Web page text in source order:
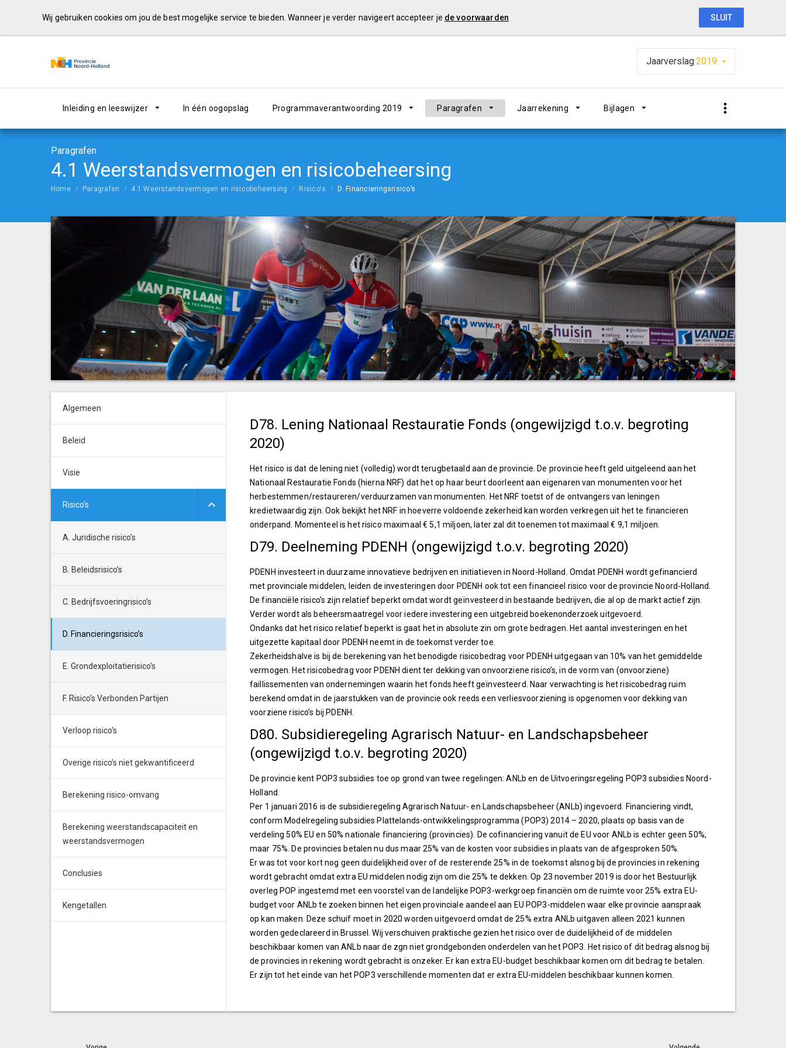
Jaarverslag2019
Inleiding en leeswijzer In één oogopslag Programmaverantwoording 2019 Paragrafen Jaarrekening Bijlagen
Paragrafen
4.1 Weerstandsvermogen en risicobeheersing
Home Paragrafen 4.1 Weerstandsvermogen en risicobeheersing Risico's D. Financieringsrisico’s
D78. Lening Nationaal Restauratie Fonds (ongewijzigd t.o.v. begroting
2020)
Het risico is dat de lening niet (volledig) wordt terugbetaald aan de provincie. De provincie heeft geld uitgeleend aan het
Nationaal Restauratie Fonds (hierna NRF) dat het op haar beurt doorleent aan eigenaren van monumenten voor het
herbestemmen/restaureren/verduurzamen van monumenten. Het NRF toetst of de ontvangers van leningen
kredietwaardig zijn. Ook bekijkt het NRF in hoeverre voldoende zekerheid kan worden verkregen uit het te financieren
onderpand. Momenteel is het risico maximaal € 5,1 miljoen, later zal dit toenemen tot maximaal € 9,1 miljoen.
D79. Deelneming PDENH (ongewijzigd t.o.v. begroting 2020)
PDENH investeert in duurzame innovatieve bedrijven en initiatieven in Noord-Holland. Omdat PDENH wordt gefinancierd
met provinciale middelen, leiden de investeringen door PDENH ook tot een financieel risico voor de provincie Noord-Holland.
De financiële risico’s zijn relatief beperkt omdat wordt geïnvesteerd in bestaande bedrijven, die al op de markt actief zijn.
Verder wordt als beheersmaatregel voor iedere investering een uitgebreid boekenonderzoek uitgevoerd.
Ondanks dat het risico relatief beperkt is gaat het in absolute zin om grote bedragen. Het aantal investeringen en het
uitgezette kapitaal door PDENH neemt in de toekomst verder toe.
Zekerheidshalve is bij de berekening van het benodigde risicobedrag voor PDENH uitgegaan van 10% van het gemiddelde
vermogen. Het risicobedrag voor PDENH dient ter dekking van onvoorziene risico’s, in de vorm van (onvoorziene)
faillissementen van ondernemingen waarin het fonds heeft geïnvesteerd. Naar verwachting is het risicobedrag ruim
berekend omdat in de jaarstukken van de provincie ook reeds een verliesvoorziening is opgenomen voor dekking van
voorziene risico’s bij PDENH.
D80. Subsidieregeling Agrarisch Natuur- en Landschapsbeheer
(ongewijzigd t.o.v. begroting 2020)
De provincie kent POP3 subsidies toe op grond van twee regelingen: ANLb en de Uitvoeringsregeling POP3 subsidies Noord-
Holland.
Per 1 januari 2016 is de subsidieregeling Agrarisch Natuur- en Landschapsbeheer (ANLb) ingevoerd. Financiering vindt,
conform Modelregeling subsidies Plattelands-ontwikkelingsprogramma (POP3) 2014 – 2020, plaats op basis van de
verdeling 50% EU en 50% nationale financiering (provincies). De cofinanciering vanuit de EU voor ANLb is echter geen 50%,
maar 75%. De provincies betalen nu dus maar 25% van de kosten voor subsidies in plaats van de afgesproken 50%.
Er was tot voor kort nog geen duidelijkheid over of de resterende 25% in de toekomst alsnog bij de provincies in rekening
wordt gebracht omdat extra EU middelen nodig zijn om die 25% te dekken. Op 23 november 2019 is door het Bestuurlijk
overleg POP ingestemd met een voorstel van de landelijke POP3-werkgroep financiën om de ruimte voor 25% extra EU-
budget voor ANLb te zoeken binnen het eigen provinciale aandeel aan EU POP3-middelen waar elke provincie aanspraak
op kan maken. Deze schuif moet in 2020 worden uitgevoerd omdat de 25% extra ANLb uitgaven alleen 2021 kunnen
worden gedeclareerd in Brussel. Wij verschuiven praktische gezien het risico over de duidelijkheid of de middelen
beschikbaar komen van ANLb naar de zgn niet grondgebonden onderdelen van het POP3. Het risico of dit bedrag alsnog bij
de provincies in rekening wordt gebracht is onzeker. Er kan extra EU-budget beschikbaar komen om dit bedrag te betalen.
Er zijn tot het einde van het POP3 verschillende momenten dat er extra EU-middelen beschikbaar kunnen komen.
Algemeen
Beleid
Visie
Risico's
A. Juridische risico’s
B. Beleidsrisico’s
C. Bedrijfsvoeringrisico’s
D. Financieringsrisico’s
E. Grondexploitatierisico’s
F. Risico’s Verbonden Partijen
Verloop risico's
Overige risico’s niet gekwantificeerd
Berekening risico-omvang
Berekening weerstandscapaciteit en
weerstandsvermogen
Conclusies
Kengetallen
Wij gebruiken cookies om jou de best mogelijke service te bieden. Wanneer je verder navigeert accepteer je de voorwaarden SLUIT